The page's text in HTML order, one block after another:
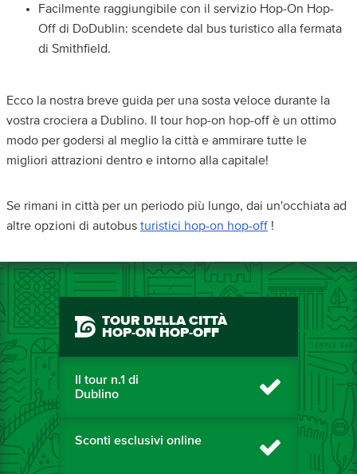
Facilmente raggiungibile con il servizio Hop-On Hop-
Off di DoDublin: scendete dal bus turistico alla fermata
di Smithfield.
Ecco la nostra breve guida per una sosta veloce durante la
vostra crociera a Dublino. Il tour hop-on hop-off è un ottimo
modo per godersi al meglio la città e ammirare tutte le
migliori attrazioni dentro e intorno alla capitale!
Se rimani in città per un periodo più lungo, dai un'occhiata ad
altre opzioni di autobus turistici hop-on hop-off !
TOUR DELLA CITTÀ
HOP-ON HOP-OFF
Il tour n.1 di
Dublino
Sconti esclusivi online